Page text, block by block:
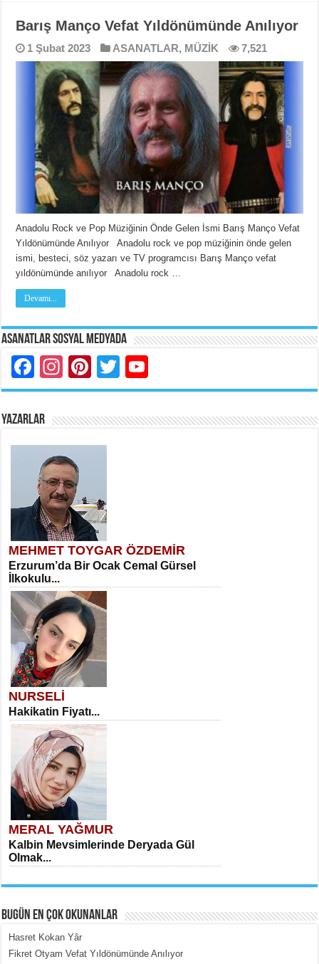
Barış Manço Vefat Yıldönümünde Anılıyor
1 Şubat 2023 ASANATLAR, MÜZİK 7,521
Anadolu Rock ve Pop Müziğinin Önde Gelen İsmi Barış Manço Vefat
Yıldönümünde Anılıyor Anadolu rock ve pop müziğinin önde gelen
ismi, besteci, söz yazarı ve TV programcısı Barış Manço vefat
yıldönümünde anılıyor Anadolu rock …
Devamı...
Asanatlar Sosyal Medyada
Facebook
Instagram
Pinterest
Twitter
YAZARLAR
MEHMET TOYGAR ÖZDEMİR
Erzurum’da Bir Ocak Cemal Gürsel
İlkokulu...
NURSELİ
Hakikatin Fiyatı...
MERAL YAĞMUR
Kalbin Mevsimlerinde Deryada Gül
Olmak...
BUGÜN EN ÇOK OKUNANLAR
Hasret Kokan Yâr
Fikret Otyam Vefat Yıldönümünde Anılıyor